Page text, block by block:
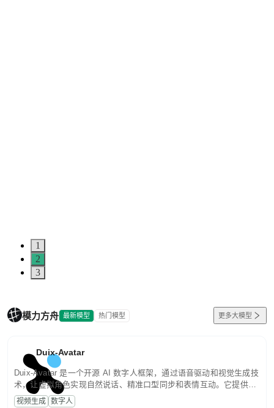
1
2
3
模力方舟 最新模型 热门模型 更多大模型
Duix-Avatar
Duix-Avatar 是一个开源 AI 数字人框架，通过语音驱动和视觉生成技
术，让虚拟角色实现自然说话、精准口型同步和表情互动。它提供从
模型推理到服务部署的完整能力，帮助开发者快速构建智能数字人应
视频生成 数字人